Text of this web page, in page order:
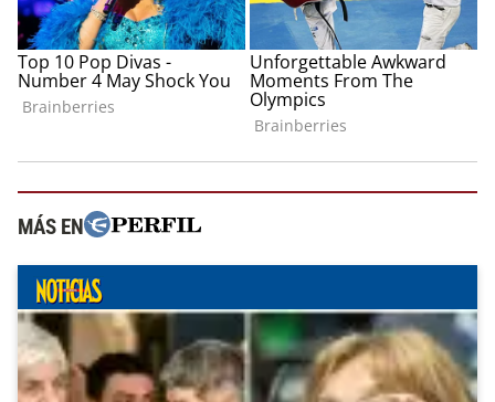
MÁS EN